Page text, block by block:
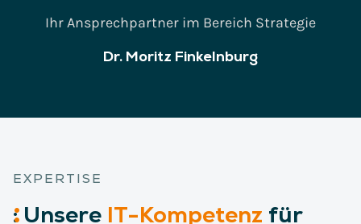
Ihr Ansprechpartner im Bereich Strategie
Dr. Moritz Finkelnburg
EXPERTISE
:Unsere IT-Kompetenz für